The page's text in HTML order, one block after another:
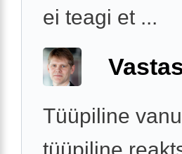
ei teagi et ...
Tüüpiline